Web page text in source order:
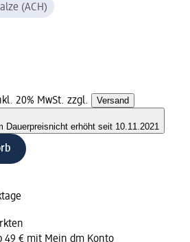
(ACH)
20% MwSt. zzgl. Versand
Dauerpreisnicht erhöht seit 10.11.2021
49 € mit Mein dm Konto